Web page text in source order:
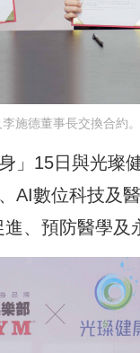
施德董事長交換合約。
」15日與光璨
AI數位科技及
、預防醫學及